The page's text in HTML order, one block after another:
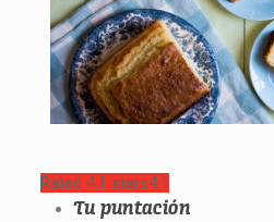
Rated 4.1 stars4.1
Tu puntación